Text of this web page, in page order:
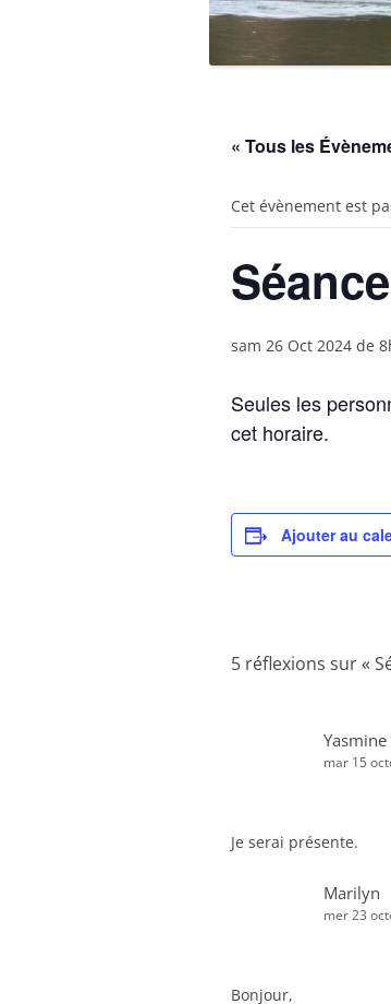
« Tous les
Cet évènement est
sam 26 Oct 2024 de
Seules les
cet horaire.
Ajouter au
5 réflexions sur «
Yasmine
mar 15
Je serai présente.
Marilyn
mer 23
Bonjour,